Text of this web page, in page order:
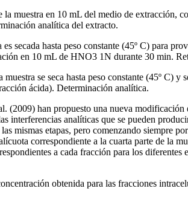
muestra en 10 mL del medio de extracción,
analítica del extracto.
secada hasta peso constante (45º C) para
en 10 mL de HNO3 1N durante 30 min.
se seca hasta peso constante (45º C)
ácida). Determinación analítica.
(2009) han propuesto una nueva
interferencias analíticas que se pueden
mismas etapas, pero comenzando siempre
correspondiente a la cuarta parte de la
a cada fracción para los
obtenida para las fracciones